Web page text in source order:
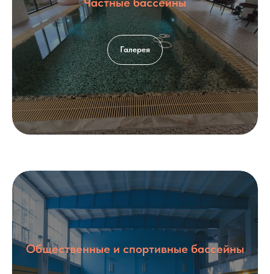
Галерея
Общественные и спортивные бассейны